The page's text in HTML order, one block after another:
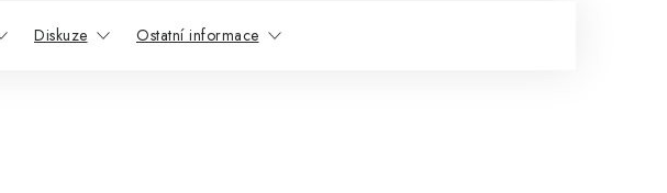
Diskuze Ostatní informace